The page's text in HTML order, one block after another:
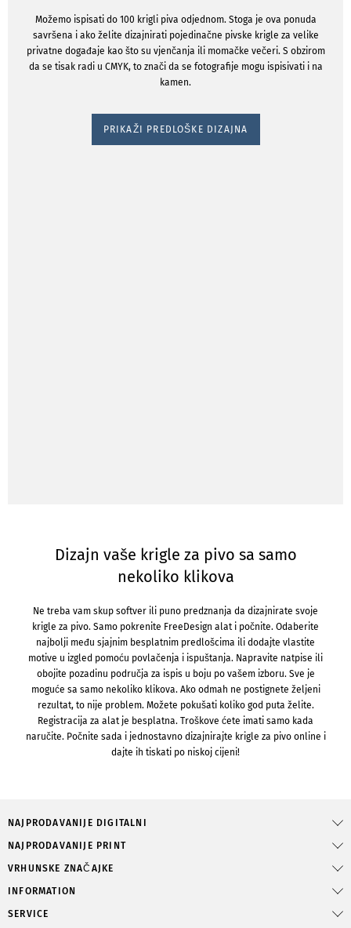
Možemo ispisati do 100 krigli piva odjednom. Stoga je ova ponuda
savršena i ako želite dizajnirati pojedinačne pivske krigle za velike
privatne događaje kao što su vjenčanja ili momačke večeri. S obzirom
da se tisak radi u CMYK, to znači da se fotografije mogu ispisivati ​​i na
kamen.
PRIKAŽI PREDLOŠKE DIZAJNA
Dizajn vaše krigle za pivo sa samo
nekoliko klikova
Ne treba vam skup softver ili puno predznanja da dizajnirate svoje
krigle za pivo. Samo pokrenite FreeDesign alat i počnite. Odaberite
najbolji među sjajnim besplatnim predlošcima ili dodajte vlastite
motive u izgled pomoću povlačenja i ispuštanja. Napravite natpise ili
obojite pozadinu područja za ispis u boju po vašem izboru. Sve je
moguće sa samo nekoliko klikova. Ako odmah ne postignete željeni
rezultat, to nije problem. Možete pokušati koliko god puta želite.
Registracija za alat je besplatna. Troškove ćete imati samo kada
naručite. Počnite sada i jednostavno dizajnirajte krigle za pivo online i
dajte ih tiskati po niskoj cijeni!
NAJPRODAVANIJE DIGITALNI
NAJPRODAVANIJE PRINT
VRHUNSKE ZNAČAJKE
INFORMATION
SERVICE